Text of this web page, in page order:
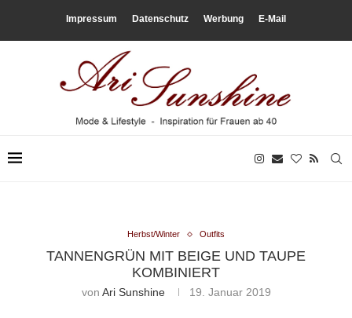
Impressum Datenschutz Werbung E-Mail
Herbst/Winter Outfits
TANNENGRÜN MIT BEIGE UND TAUPE
KOMBINIERT
von Ari Sunshine 19. Januar 2019